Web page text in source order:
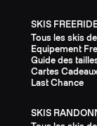
SKIS
Tous les skis
Equipement
Guide des
Cartes
Last Chance
SKIS